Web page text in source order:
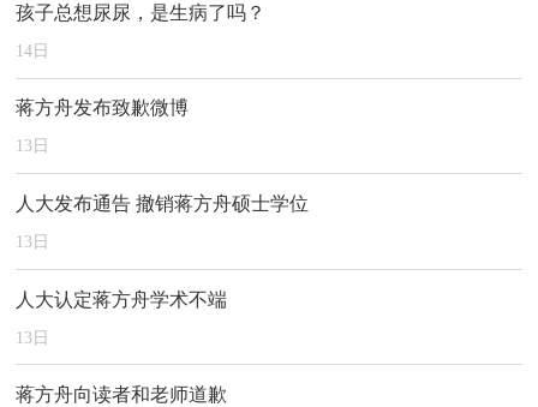
孩子总想尿尿，是生病了吗？
14日
蒋方舟发布致歉微博
13日
人大发布通告 撤销蒋方舟硕士学位
13日
人大认定蒋方舟学术不端
13日
蒋方舟向读者和老师道歉